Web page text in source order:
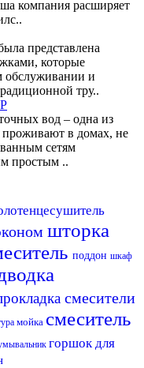
компания расширяет
представлена
которые
обслуживании и
тру..
вод – одна из
проживают в домах, не
сетям
простым ..
шторка
поддон шкаф
смесители
мойка смеситель
горшок для